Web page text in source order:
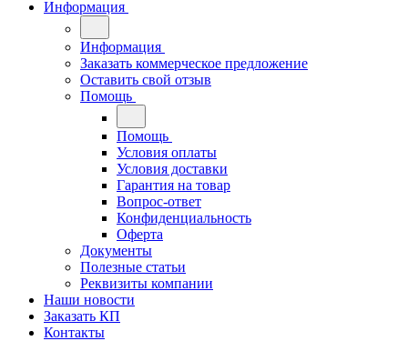
Информация
Информация
Заказать коммерческое предложение
Оставить свой отзыв
Помощь
Помощь
Условия оплаты
Условия доставки
Гарантия на товар
Вопрос-ответ
Конфиденциальность
Оферта
Документы
Полезные статьи
Реквизиты компании
Наши новости
Заказать КП
Контакты